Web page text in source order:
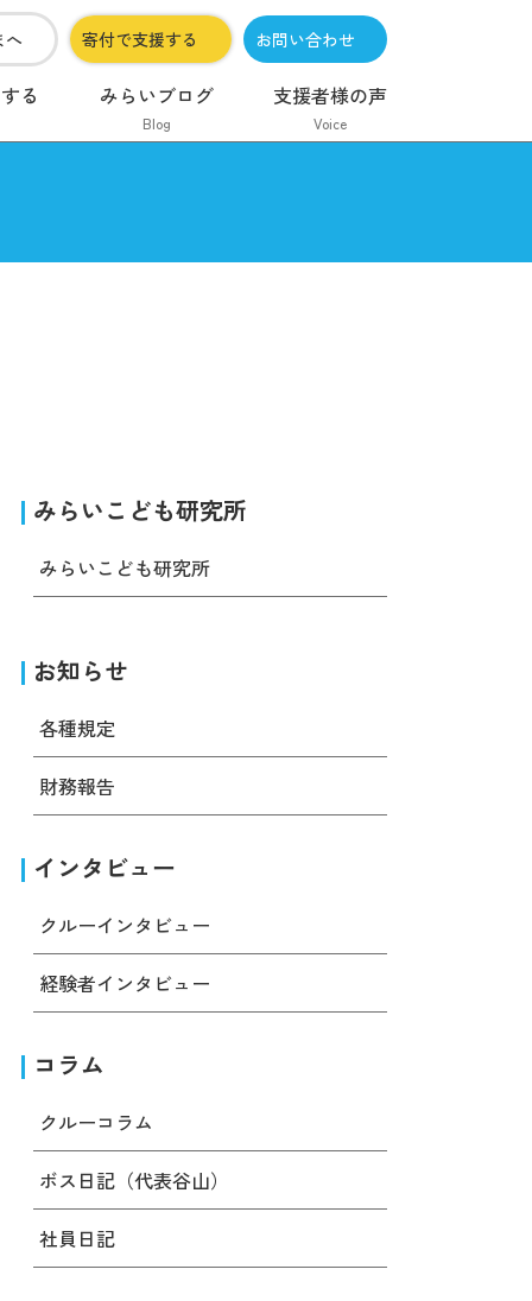
へ 寄付で支援する お問い合わせ
る みらいブログ
Blog
支援者様の声
Voice
みらいこども研究所
みらいこども研究所
お知らせ
各種規定
財務報告
インタビュー
クルーインタビュー
経験者インタビュー
コラム
クルーコラム
ボス日記（代表谷山）
社員日記